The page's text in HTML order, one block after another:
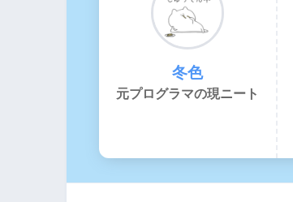
冬色
元プログラマの現ニート